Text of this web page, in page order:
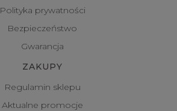
Polityka prywatności
Bezpieczeństwo
Gwarancja
ZAKUPY
Regulamin sklepu
Aktualne promocje